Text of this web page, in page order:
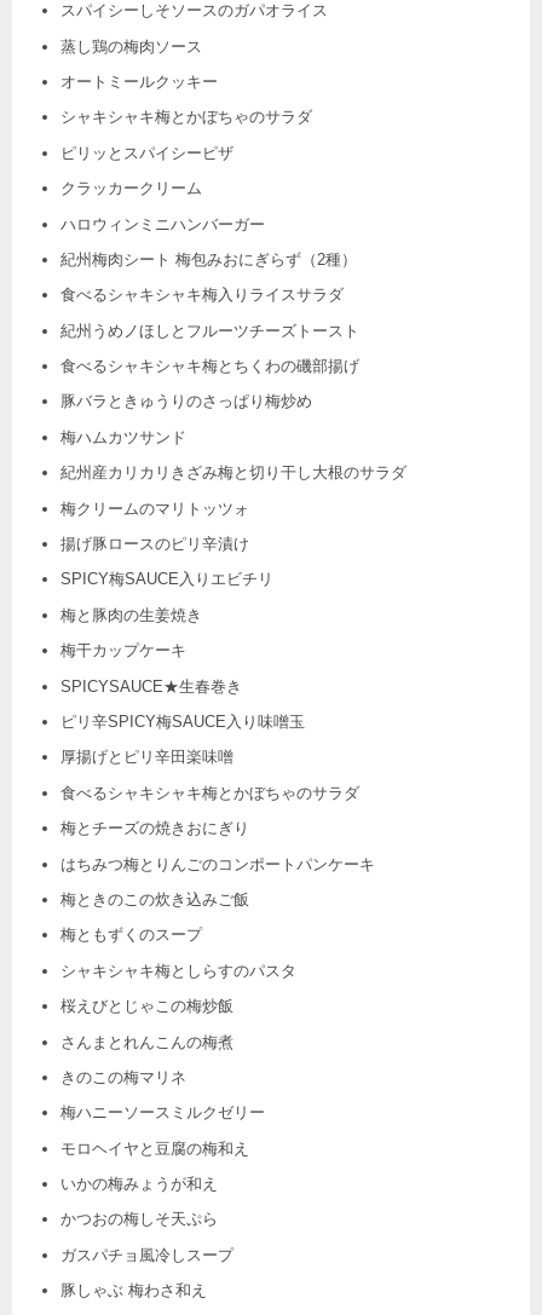
スパイシーしそソースのガパオライス
蒸し鶏の梅肉ソース
オートミールクッキー
シャキシャキ梅とかぼちゃのサラダ
ピリッとスパイシーピザ
クラッカークリーム
ハロウィンミニハンバーガー
紀州梅肉シート 梅包みおにぎらず（2種）
食べるシャキシャキ梅入りライスサラダ
紀州うめノほしとフルーツチーズトースト
食べるシャキシャキ梅とちくわの磯部揚げ
豚バラときゅうりのさっぱり梅炒め
梅ハムカツサンド
紀州産カリカリきざみ梅と切り干し大根のサラダ
梅クリームのマリトッツォ
揚げ豚ロースのピリ辛漬け
SPICY梅SAUCE入りエビチリ
梅と豚肉の生姜焼き
梅干カップケーキ
SPICYSAUCE★生春巻き
ピリ辛SPICY梅SAUCE入り味噌玉
厚揚げとピリ辛田楽味噌
食べるシャキシャキ梅とかぼちゃのサラダ
梅とチーズの焼きおにぎり
はちみつ梅とりんごのコンポートパンケーキ
梅ときのこの炊き込みご飯
梅ともずくのスープ
シャキシャキ梅としらすのパスタ
桜えびとじゃこの梅炒飯
さんまとれんこんの梅煮
きのこの梅マリネ
梅ハニーソースミルクゼリー
モロヘイヤと豆腐の梅和え
いかの梅みょうが和え
かつおの梅しそ天ぷら
ガスパチョ風冷しスープ
豚しゃぶ 梅わさ和え